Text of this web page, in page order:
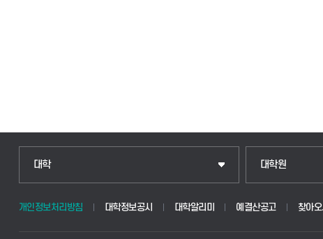
대학
인문융합공공인재학부
법경영학부
대학원
일반대학원
산업대학원
개인정보처리방침 대학정보공시 대학알리미 예결산공고 찾아